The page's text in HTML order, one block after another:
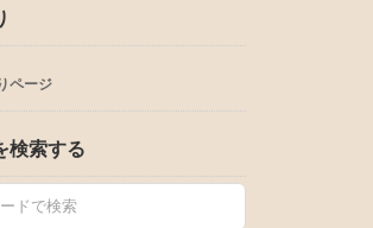
ページ
検索する